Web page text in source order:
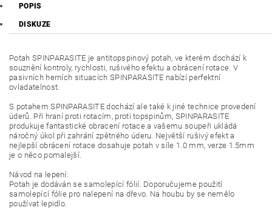
POPIS
DISKUZE
Potah SPINPARASITE je antitopspinový potah, ve kterém dochází k
souznění kontroly, rychlosti, rušivého efektu a obrácení rotace. V
pasivních herních situacích SPINPARASITE nabízí perfektní
ovladatelnost.
S potahem SPINPARASITE dochází ale také k jiné technice provedení
úderů. Při hraní proti rotacím, proti topspinům, SPINPARASITE
produkuje fantastické obracení rotace a vašemu soupeři ukládá
náročný úkol při zahrání zpětného úderu. Největší rušivý efekt a
nejlepší obrácení rotace dosahuje potah v síle 1.0 mm, verze 1.5mm
je o něco pomalejší.
Návod na lepení:
Potah je dodáván se samolepící fólií. Doporučujeme použití
samolepící fólie pro nalepení na dřevo. Na houbu by se nemělo
používat lepidlo.